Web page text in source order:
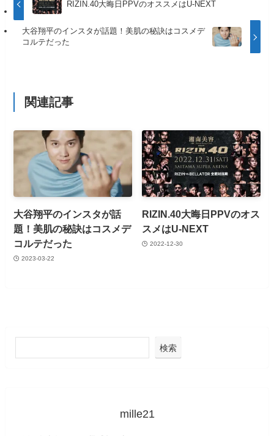
RIZIN.40大晦日PPVのオススメはU-NEXT
大谷翔平のインスタが話題！美肌の秘訣はコスメデ
コルテだった
関連記事
大谷翔平のインスタが話
題！美肌の秘訣はコスメデ
コルテだった
2023-03-22
RIZIN.40大晦日PPVのオス
スメはU-NEXT
2022-12-30
検索
mille21